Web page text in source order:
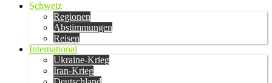
Schweiz
Regionen
Abstimmungen
Reisen
International
Ukraine-Krieg
Iran-Krieg